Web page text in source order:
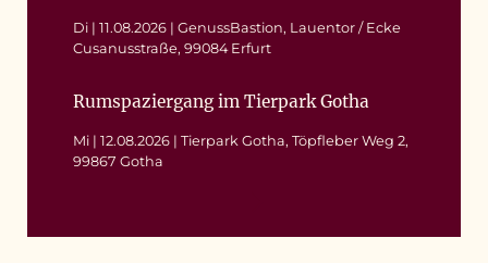
Di | 11.08.2026 | GenussBastion, Lauentor / Ecke
Cusanusstraße, 99084 Erfurt
Rumspaziergang im Tierpark Gotha
Mi | 12.08.2026 | Tierpark Gotha, Töpfleber Weg 2,
99867 Gotha